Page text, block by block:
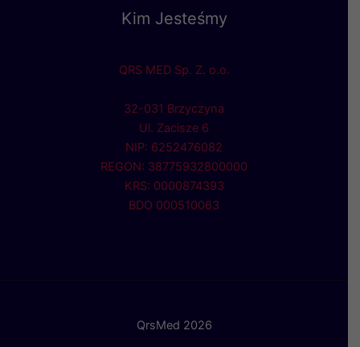
Kim Jesteśmy
QRS MED Sp. Z. o.o.
32-031 Brzyczyna
Ul. Zacisze 6
NIP: 6252476082
REGON: 38775932800000
KRS: 0000874393
BDO 000510063
QrsMed 2026